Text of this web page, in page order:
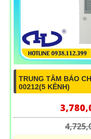
TRUNG TÂM BÁO
00212(5 KÊNH)